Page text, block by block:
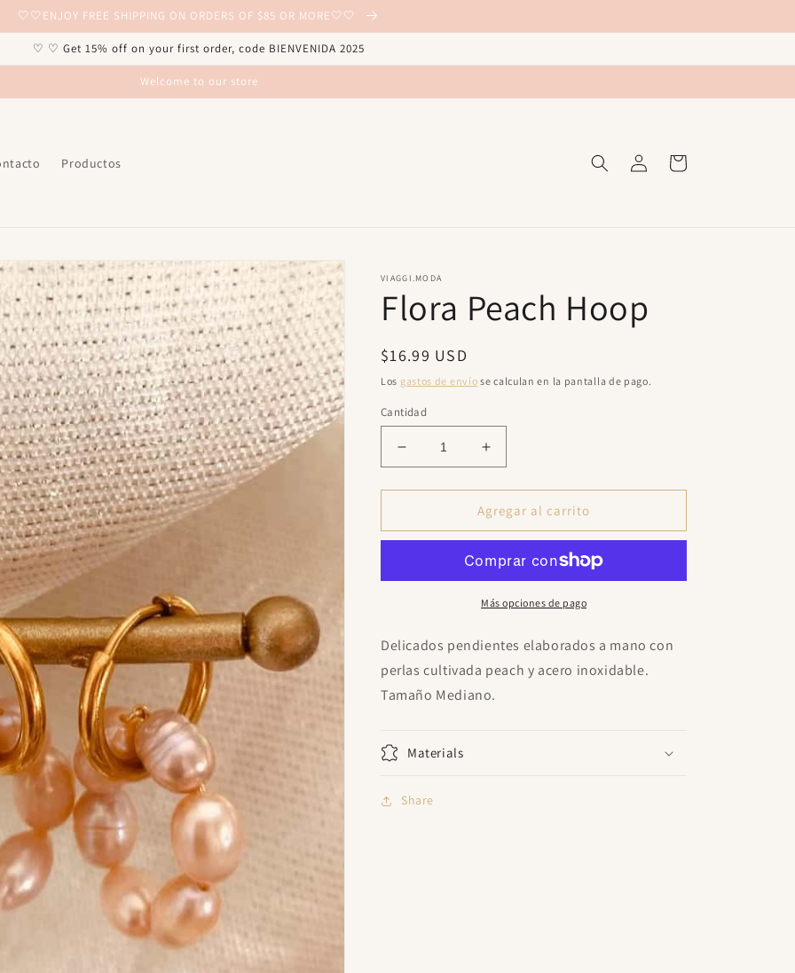
🤍🤍ENJOY FREE SHIPPING ON ORDERS OF $85 OR MORE🤍🤍
♡ ♡ Get 15% off on your first order, code BIENVENIDA 2025
Welcome to our store
Productos
sesión
Carrito
VIAGGI.MODA
Flora Peach Hoop
Precio
habitual
$16.99 USD
Los gastos de envío se calculan en la pantalla de pago.
Cantidad
Reducir
cantidad
para
Peach
Aumentar
cantidad
para
Flora
Peach
Agregar al carrito
Más opciones de pago
Delicados pendientes elaborados a mano con
perlas cultivada peach y acero inoxidable.
Tamaño Mediano.
Materials
Share